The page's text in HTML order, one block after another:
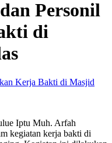
Personil
di
Iptu Muh. Arfah
kegiatan kerja bakti di